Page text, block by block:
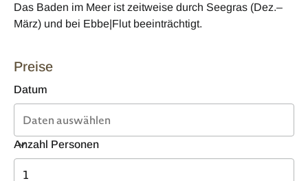
Das Baden im Meer ist zeitweise durch Seegras (Dez.–
März) und bei Ebbe|Flut beeinträchtigt.
Preise
Datum
Anzahl Personen